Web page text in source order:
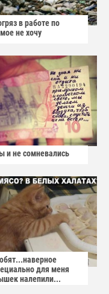
в работе по
не хочу
и не сомневались
для меня
налепили...